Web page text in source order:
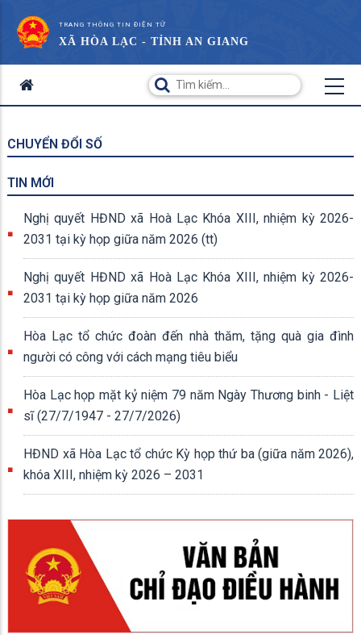
TRANG THÔNG TIN ĐIỆN TỬ
XÃ HÒA LẠC - TỈNH AN GIANG
CHUYỂN ĐỔI SỐ
TIN MỚI
Nghị quyết HĐND xã Hoà Lạc Khóa XIII, nhiệm kỳ 2026-
2031 tại kỳ họp giữa năm 2026 (tt)
Nghị quyết HĐND xã Hoà Lạc Khóa XIII, nhiệm kỳ 2026-
2031 tại kỳ họp giữa năm 2026
Hòa Lạc tổ chức đoàn đến nhà thăm, tặng quà gia đình
người có công với cách mạng tiêu biểu
Hòa Lạc họp mặt kỷ niệm 79 năm Ngày Thương binh - Liệt
sĩ (27/7/1947 - 27/7/2026)
HĐND xã Hòa Lạc tổ chức Kỳ họp thứ ba (giữa năm 2026),
khóa XIII, nhiệm kỳ 2026 – 2031